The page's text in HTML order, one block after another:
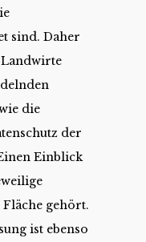
sind. Daher
die
der
Einblick
gehört.
ist ebenso